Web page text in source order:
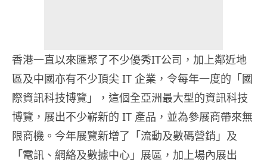
香港一直以來匯聚了不少優秀IT公司，加上鄰近地
區及中國亦有不少頂尖 IT 企業，令每年一度的「國
際資訊科技博覽」，這個全亞洲最大型的資訊科技
博覽，展出不少嶄新的 IT 產品，並為參展商帶來無
限商機。今年展覽新增了「流動及數碼營銷」及
「電訊、網絡及數據中心」展區，加上場內展出